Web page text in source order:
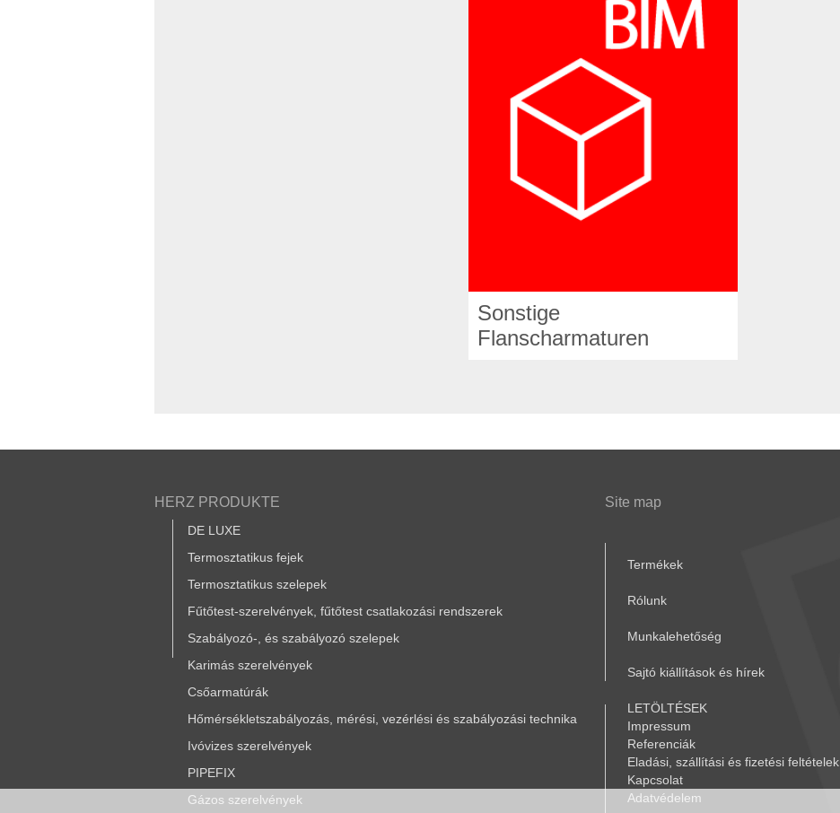
Sonstige
Flanscharmaturen
HERZ PRODUKTE
DE LUXE
Termosztatikus fejek
Termosztatikus szelepek
Fűtőtest-szerelvények, fűtőtest csatlakozási rendszerek
Szabályozó-, és szabályozó szelepek
Karimás szerelvények
Csőarmatúrák
Hőmérsékletszabályozás, mérési, vezérlési és szabályozási technika
Ivóvizes szerelvények
PIPEFIX
Gázos szerelvények
Site map
Termékek
Rólunk
Munkalehetőség
Sajtó kiállítások és hírek
LETÖLTÉSEK
Referenciák
Kapcsolat
Impressum
Eladási, szállítási és fizetési feltételek
Adatvédelem